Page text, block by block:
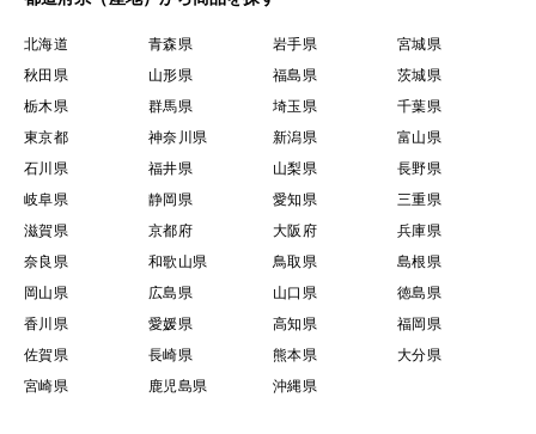
北海道 青森県 岩手県
宮城県
秋田県
山形県 福島県
茨城県
栃木県
群馬県 埼玉県
千葉県
東京都
神奈川県 新潟県
富山県
石川県
福井県 山梨県
長野県
岐阜県
静岡県 愛知県
三重県
滋賀県
京都府 大阪府
兵庫県
奈良県
和歌山県 鳥取県
島根県
岡山県
広島県 山口県
徳島県
香川県
愛媛県 高知県
福岡県
佐賀県
長崎県 熊本県
大分県
宮崎県
鹿児島県 沖縄県